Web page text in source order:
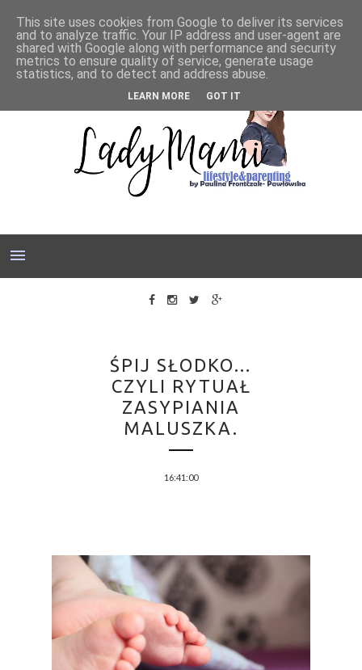
ŚPIJ SŁODKO…
CZYLI RYTUAŁ
ZASYPIANIA
MALUSZKA.
16:41:00
This site uses cookies from Google to deliver its services
and to analyze traffic. Your IP address and user-agent are
shared with Google along with performance and security
metrics to ensure quality of service, generate usage
statistics, and to detect and address abuse.
LEARN MORE GOT IT